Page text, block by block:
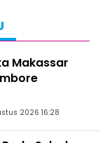
Makassar
2026 16:28